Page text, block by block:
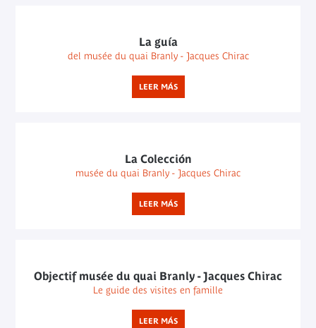
La guía
del musée du quai Branly - Jacques Chirac
LEER MÁS
La Colección
musée du quai Branly - Jacques Chirac
LEER MÁS
Objectif musée du quai Branly - Jacques Chirac
Le guide des visites en famille
LEER MÁS